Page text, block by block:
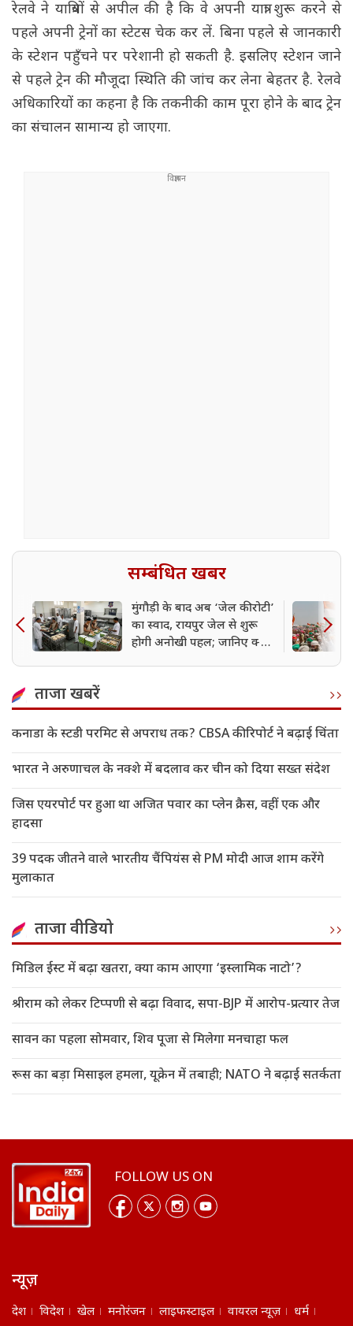
रेलवे ने यात्रियों से अपील की है कि वे अपनी यात्रा शुरू करने से
पहले अपनी ट्रेनों का स्टेटस चेक कर लें. बिना पहले से जानकारी
के स्टेशन पहुँचने पर परेशानी हो सकती है. इसलिए स्टेशन जाने
से पहले ट्रेन की मौजूदा स्थिति की जांच कर लेना बेहतर है. रेलवे
अधिकारियों का कहना है कि तकनीकी काम पूरा होने के बाद ट्रेन
का संचालन सामान्य हो जाएगा.
सम्बंधित खबर
मुंगौड़ी के बाद अब ‘जेल की रोटी’
का स्वाद, रायपुर जेल से शुरू
होगी अनोखी पहल; जानिए क्या
ताजा खबरें
कनाडा के स्टडी परमिट से अपराध तक? CBSA की रिपोर्ट ने बढ़ाई चिंता
भारत ने अरुणाचल के नक्शे में बदलाव कर चीन को दिया सख्त संदेश
जिस एयरपोर्ट पर हुआ था अजित पवार का प्लेन क्रैस, वहीं एक और
हादसा
39 पदक जीतने वाले भारतीय चैंपियंस से PM मोदी आज शाम करेंगे
मुलाकात
ताजा वीडियो
मिडिल ईस्ट में बढ़ा खतरा, क्या काम आएगा ‘इस्लामिक नाटो’?
श्रीराम को लेकर टिप्पणी से बढ़ा विवाद, सपा-BJP में आरोप-प्रत्यार तेज
सावन का पहला सोमवार, शिव पूजा से मिलेगा मनचाहा फल
रूस का बड़ा मिसाइल हमला, यूक्रेन में तबाही; NATO ने बढ़ाई सतर्कता
FOLLOW US ON
न्यूज़
देश विदेश खेल मनोरंजन लाइफस्टाइल वायरल न्यूज़ धर्म